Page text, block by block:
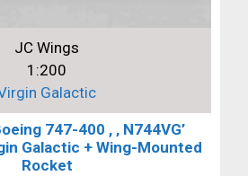
JC Wings
1:200
Galactic
747-400 , ‚ N744VG’
Galactic + Wing-Mounted
Rocket